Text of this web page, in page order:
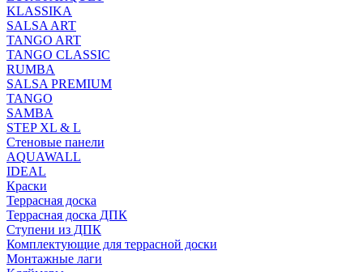
KLASSIKA
SALSA ART
TANGO ART
TANGO CLASSIC
RUMBA
SALSA PREMIUM
TANGO
SAMBA
STEP XL & L
Стеновые панели
AQUAWALL
IDEAL
Краски
Террасная доска
Террасная доска ДПК
Ступени из ДПК
Комплектующие для террасной доски
Монтажные лаги